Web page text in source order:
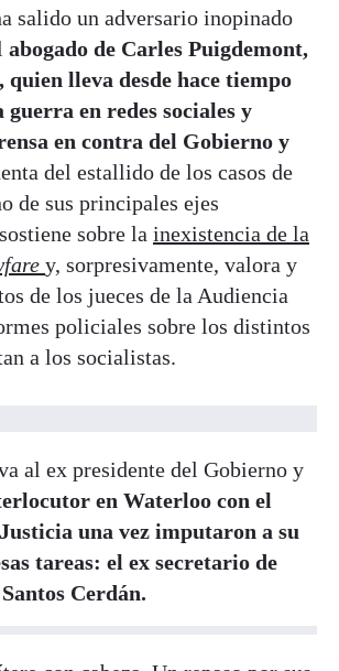
salido un adversario inopinado
abogado de Carles Puigdemont,
quien lleva desde hace tiempo
guerra en redes sociales y
en contra del Gobierno y
del estallido de los casos de
de sus principales ejes
sobre la inexistencia de la
y, sorpresivamente, valora y
de los jueces de la Audiencia
policiales sobre los distintos
a los socialistas.
al ex presidente del Gobierno y
en Waterloo con el
una vez imputaron a su
tareas: el ex secretario de
Cerdán.